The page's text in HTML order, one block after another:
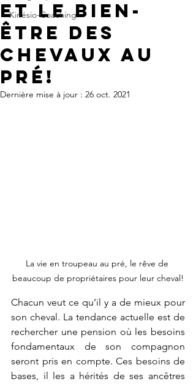
Kinésio-Coaching
et le bien-
être des
chevaux au
pré!
Dernière mise à jour : 26 oct. 2021
La vie en troupeau au pré, le rêve de
beaucoup de propriétaires pour leur cheval!
Chacun veut ce qu’il y a de mieux pour
son cheval. La tendance actuelle est de
rechercher une pension où les besoins
fondamentaux de son compagnon
seront pris en compte. Ces besoins de
bases, il les a hérités de ses ancêtres